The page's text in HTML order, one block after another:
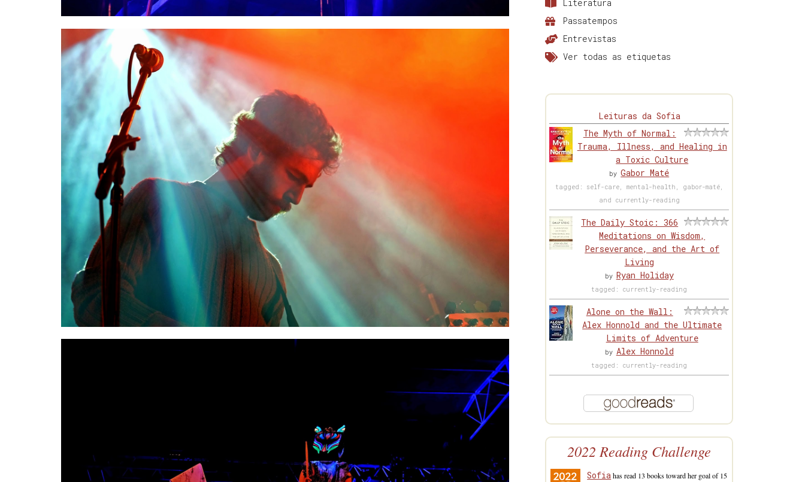
Literatura
Passatempos
Entrevistas
Ver todas as etiquetas
Leituras da Sofia
The Myth of Normal:
Trauma, Illness, and Healing in
a Toxic Culture
byGabor Maté
tagged: self-care, mental-health, gabor-maté,
and currently-reading
The Daily Stoic: 366
Meditations on Wisdom,
Perseverance, and the Art of
Living
by Ryan Holiday
tagged: currently-reading
Alone on the Wall:
Alex Honnold and the Ultimate
Limits of Adventure
by Alex Honnold
tagged: currently-reading
2022 Reading Challenge
Sofiahas read 13 books toward her goal of 15